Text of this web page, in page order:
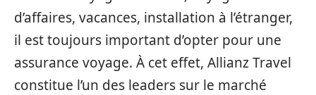
d’affaires, vacances, installation à l’étranger,
il est toujours important d’opter pour une
assurance voyage. À cet effet, Allianz Travel
constitue l’un des leaders sur le marché